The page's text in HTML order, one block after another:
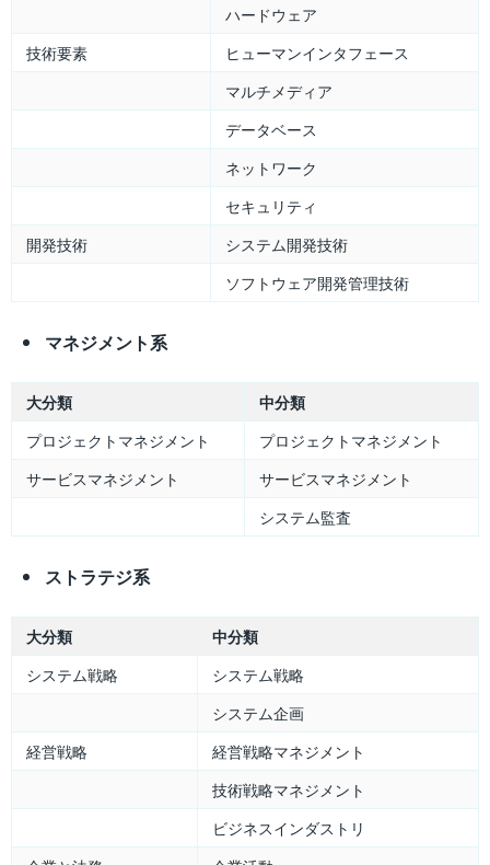
ハードウェア
技術要素
ヒューマンインタフェース
マルチメディア
データベース
ネットワーク
セキュリティ
開発技術
システム開発技術
ソフトウェア開発管理技術
マネジメント系
大分類
中分類
プロジェクトマネジメント
プロジェクトマネジメント
サービスマネジメント
サービスマネジメント
システム監査
ストラテジ系
大分類
中分類
システム戦略
システム戦略
システム企画
経営戦略
経営戦略マネジメント
技術戦略マネジメント
ビジネスインダストリ